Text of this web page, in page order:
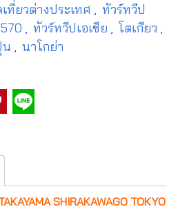
ที่ยวต่างประเทศ , ทัวร์ทวีป
, ทัวร์ทวีปเอเชีย , โตเกียว ,
, นาโกย่า
SHIRAKAWAGO TOKYO